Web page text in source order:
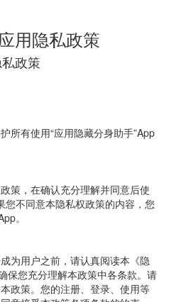
用隐私政策
政策
所有使用“应用隐藏分身助手”App
策，在确认充分理解并同意后使
您不同意本隐私权政策的内容，您
。
为用户之前，请认真阅读本《隐
保您充分理解本政策中各条款。请
政策。您的注册、登录、使用等